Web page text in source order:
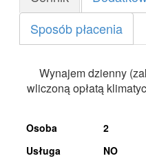
Sposób płacenia
Wynajem dzienny
wliczoną opłatą
Osoba
2
Usługa
NO